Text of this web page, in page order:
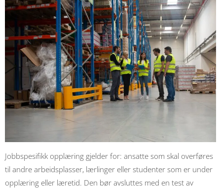
Jobbspesifikk opplæring gjelder for: ansatte som skal overføres
til andre arbeidsplasser, lærlinger eller studenter som er under
opplæring eller læretid. Den bør avsluttes med en test av